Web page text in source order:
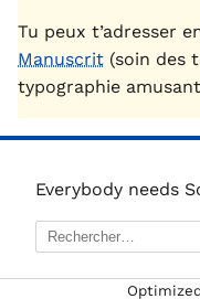
Tu peux t’adresser
Manuscrit (soin des
typographie
Everybody needs
Rechercher :